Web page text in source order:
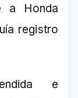
a Honda
registro
e